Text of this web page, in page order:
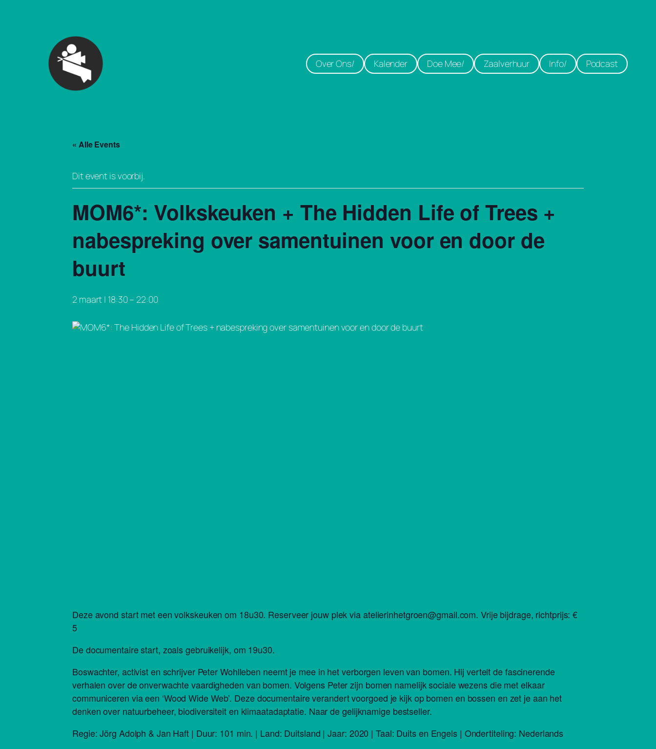
Over Ons/ Kalender Doe Mee/ Zaalverhuur Info/ Podcast
« Alle Events
Dit event is voorbij.
MOM6*: Volkskeuken + The Hidden Life of Trees +
nabespreking over samentuinen voor en door de
buurt
2 maart | 18:30– 22:00
Deze avond start met een volkskeuken om 18u30. Reserveer jouw plek via atelierinhetgroen@gmail.com. Vrije bijdrage, richtprijs: €
5
De documentaire start, zoals gebruikelijk, om 19u30.
Boswachter, activist en schrijver Peter Wohlleben neemt je mee in het verborgen leven van bomen. Hij vertelt de fascinerende
verhalen over de onverwachte vaardigheden van bomen. Volgens Peter zijn bomen namelijk sociale wezens die met elkaar
communiceren via een ‘Wood Wide Web’. Deze documentaire verandert voorgoed je kijk op bomen en bossen en zet je aan het
denken over natuurbeheer, biodiversiteit en klimaatadaptatie. Naar de gelijknamige bestseller.
Regie: Jörg Adolph & Jan Haft | Duur: 101 min. | Land: Duitsland | Jaar: 2020 | Taal: Duits en Engels | Ondertiteling: Nederlands